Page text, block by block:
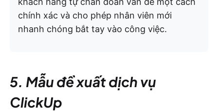
chính xác và cho phép nhân viên mới
nhanh chóng bắt tay vào công việc.
5. Mẫu đề xuất dịch vụ
ClickUp